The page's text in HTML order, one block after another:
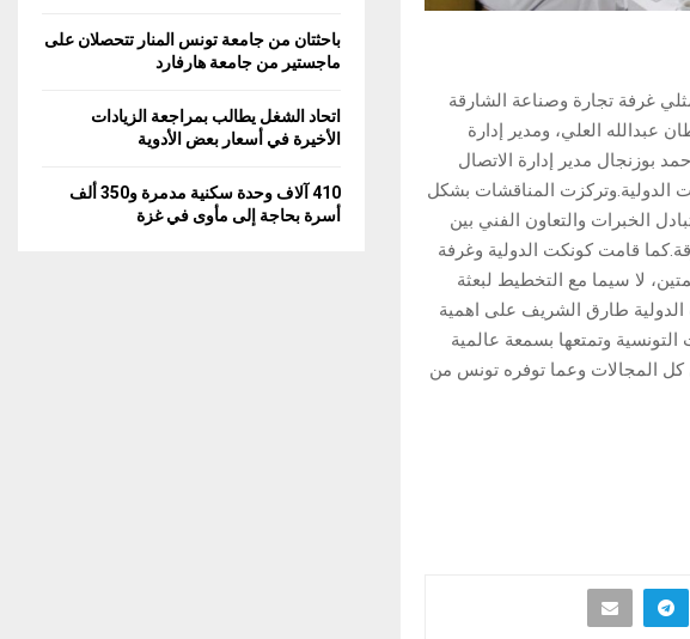
غرفة تجارة وصناعة الشارقة
عبدالله العلي، ومدير إدارة
بوزنجال مدير إدارة الاتصال
الدولية.وتركزت المناقشات بشكل
الخبرات والتعاون الفني بين
قامت كونكت الدولية وغرفة
لا سيما مع التخطيط لبعثة
عام 2025.واكد رئيس كونكت الدولية طارق الشريف على اهمية
وتمتعها بسمعة عالمية
المجالات وعما توفره تونس من
باحثتان من جامعة تونس المنار تتحصلان على
ماجستير من جامعة هارفارد
اتحاد الشغل يطالب بمراجعة الزيادات
الأخيرة في أسعار بعض الأدوية
410 آلاف وحدة سكنية مدمرة و350 ألف
أسرة بحاجة إلى مأوى في غزة